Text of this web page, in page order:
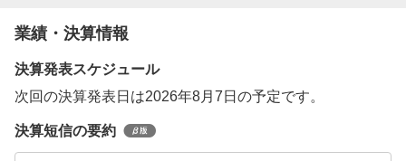
業績・決算情報
決算発表スケジュール
次回の決算発表日は2026年8月7日の予定です。
決算短信の要約